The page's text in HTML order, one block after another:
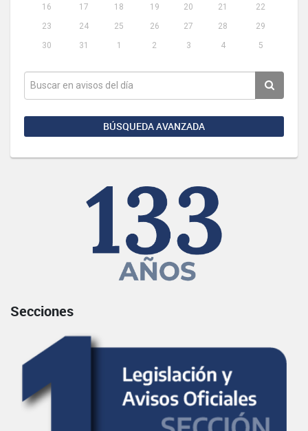
16
17 18 19 20 21
22
23
24 25 26 27 28
29
30
31 1 2 3 4 5
BÚSQUEDA AVANZADA
Secciones